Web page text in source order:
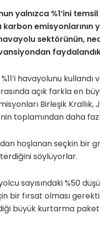
yalnızca %1’ini
karbon
sektörünün,
havayolunu kullandı
açık farkla en
Birleşik
toplamından daha
hoşlanan seçkin bir
söylüyorlar.
sayısındaki %50
bir fırsat olması
büyük kurtarma